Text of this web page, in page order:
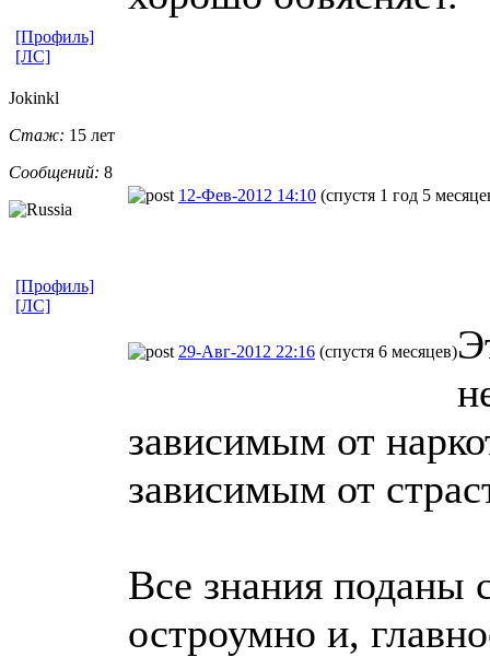
[Профиль]
[ЛС]
Jokinkl
Стаж: 15 лет
Сообщений: 8
12-Фев-2012 14:10 (спустя 1 год 5
[Профиль]
[ЛС]
29-Авг-2012 22:16 (спустя 6 месяцев)
зависимым от
зависимым от
Все знания поданы
остроумно и,